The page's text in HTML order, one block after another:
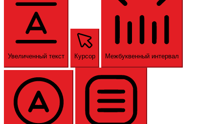
Увеличенный текст Курсор Межбуквенный интервал